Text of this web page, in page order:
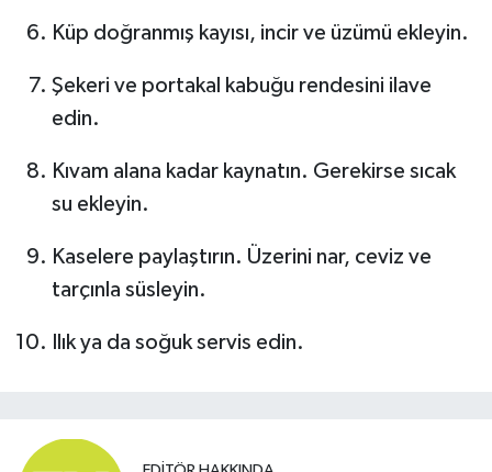
Küp doğranmış kayısı, incir ve üzümü ekleyin.
Şekeri ve portakal kabuğu rendesini ilave
edin.
Kıvam alana kadar kaynatın. Gerekirse sıcak
su ekleyin.
Kaselere paylaştırın. Üzerini nar, ceviz ve
tarçınla süsleyin.
Ilık ya da soğuk servis edin.